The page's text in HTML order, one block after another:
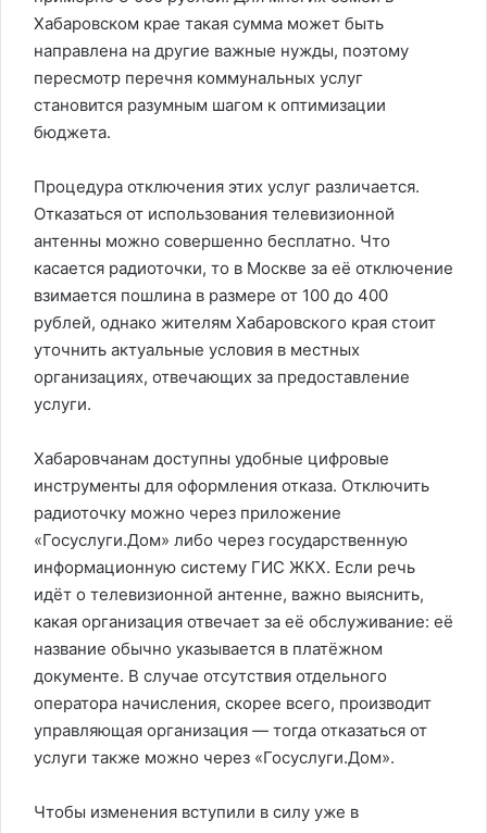
Хабаровском крае такая сумма может быть
направлена на другие важные нужды, поэтому
пересмотр перечня коммунальных услуг
становится разумным шагом к оптимизации
бюджета.
Процедура отключения этих услуг различается.
Отказаться от использования телевизионной
антенны можно совершенно бесплатно. Что
касается радиоточки, то в Москве за её отключение
взимается пошлина в размере от 100 до 400
рублей, однако жителям Хабаровского края стоит
уточнить актуальные условия в местных
организациях, отвечающих за предоставление
услуги.
Хабаровчанам доступны удобные цифровые
инструменты для оформления отказа. Отключить
радиоточку можно через приложение
«Госуслуги.Дом» либо через государственную
информационную систему ГИС ЖКХ. Если речь
идёт о телевизионной антенне, важно выяснить,
какая организация отвечает за её обслуживание: её
название обычно указывается в платёжном
документе. В случае отсутствия отдельного
оператора начисления, скорее всего, производит
управляющая организация — тогда отказаться от
услуги также можно через «Госуслуги.Дом».
Чтобы изменения вступили в силу уже в